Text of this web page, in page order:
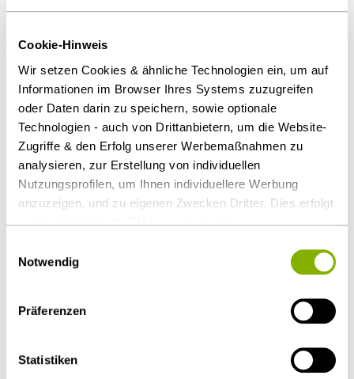
Cookie-Hinweis
Wir setzen Cookies & ähnliche Technologien ein, um auf
Informationen im Browser Ihres Systems zuzugreifen
oder Daten darin zu speichern, sowie optionale
Technologien - auch von Drittanbietern, um die Website-
Zugriffe & den Erfolg unserer Werbemaßnahmen zu
analysieren, zur Erstellung von individuellen
Nutzungsprofilen, um Ihnen individuellere Werbung
anzuzeigen, und zu eigenen Zwecken Dritter. Dies erfolgt
auch außerhalb der EU bei geringerem
Regelungen das Risiko des staatlichen Zugriffs &
auszuschließen ist. Sie können Ihre Einwilligung jederzeit
über dieCookie-Einstellungen
widerrufen oder ändern.
Notwendig
Präferenzen
Statistiken
Auftraggeber durch das Vorrecht einen Anreiz für
Ungleichbehandlung der Bieter nicht.
Verstoß gegen Niederlassungsfreiheit
Das Vorrecht verstößt außerdem gegen die
Niederlassungsfreiheit, da es Wirtschaftsteilnehmer
aus anderen Mitgliedstaaten von der Teilnahme am
Verfahren abhalten kann.
Als PDF herunterladen